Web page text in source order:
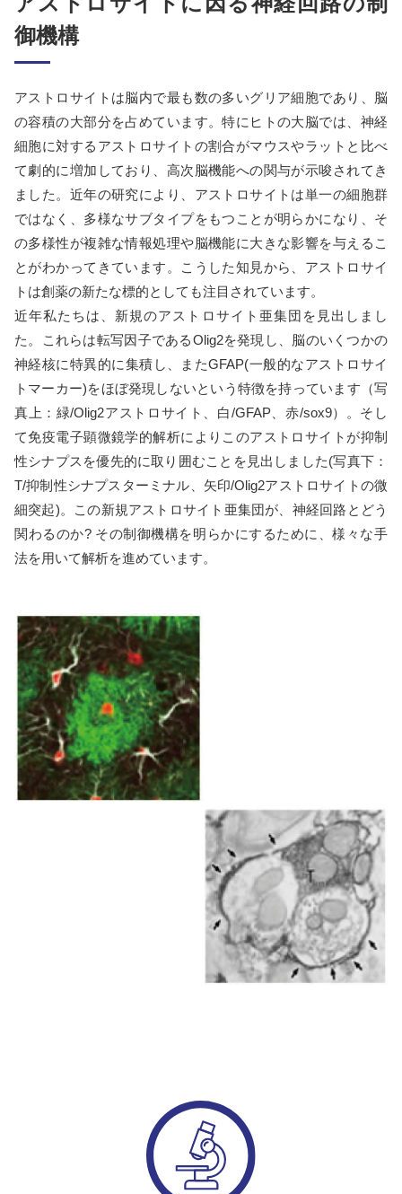
御機構
アストロサイトは脳内で最も数の多いグリア細胞であり、脳
の容積の大部分を占めています。特にヒトの大脳では、神経
細胞に対するアストロサイトの割合がマウスやラットと比べ
て劇的に増加しており、高次脳機能への関与が示唆されてき
ました。近年の研究により、アストロサイトは単一の細胞群
ではなく、多様なサブタイプをもつことが明らかになり、そ
の多様性が複雑な情報処理や脳機能に大きな影響を与えるこ
とがわかってきています。こうした知見から、アストロサイ
トは創薬の新たな標的としても注目されています。
近年私たちは、新規のアストロサイト亜集団を見出しまし
た。これらは転写因子であるOlig2を発現し、脳のいくつかの
神経核に特異的に集積し、またGFAP(一般的なアストロサイ
トマーカー)をほぼ発現しないという特徴を持っています（写
真上：緑/Olig2アストロサイト、白/GFAP、赤/sox9）。そし
て免疫電子顕微鏡学的解析によりこのアストロサイトが抑制
性シナプスを優先的に取り囲むことを見出しました(写真下：
T/抑制性シナプスターミナル、矢印/Olig2アストロサイトの微
細突起)。この新規アストロサイト亜集団が、神経回路とどう
関わるのか? その制御機構を明らかにするために、様々な手
法を用いて解析を進めています。